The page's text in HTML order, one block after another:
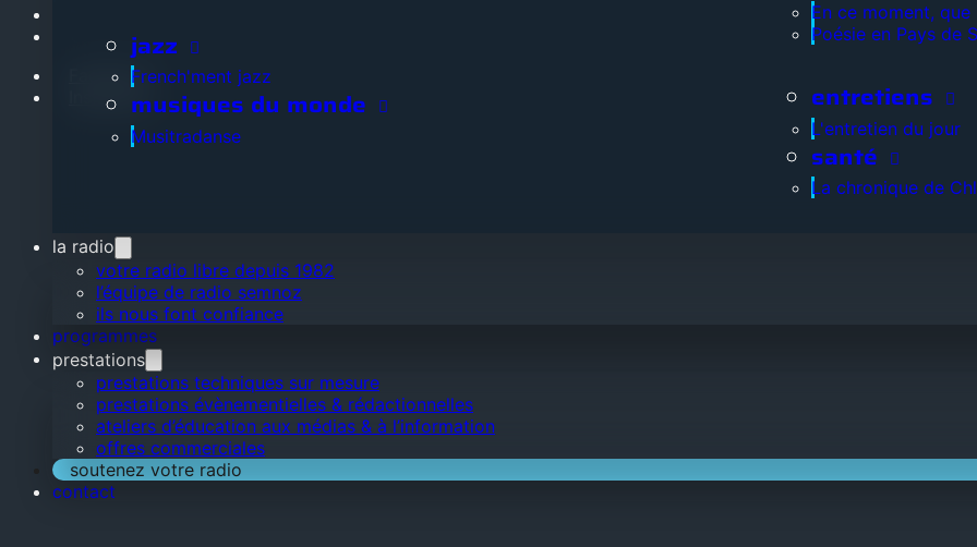
jazz
French'ment jazz
musiques du monde
Musitradanse
En ce moment, que
Poésie en Pays de
entretiens
L'entretien du jour
santé
La chronique de
la radio
votre radio libre depuis 1982
l’équipe de radio semnoz
ils nous font confiance
programmes
prestations
prestations techniques sur mesure
prestations évènementielles & rédactionnelles
ateliers d’éducation aux médias & à l’information
offres commerciales
soutenez votre radio
contact
Contactez-nous
Facebook
Instagram